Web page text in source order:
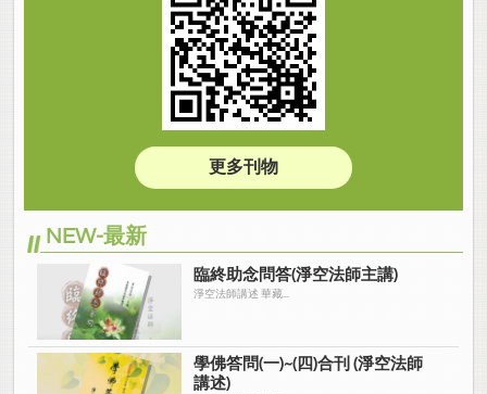
更多刊物
NEW-最新
臨終助念問答(淨空法師主講)
淨空法師講述 華藏...
學佛答問(一)~(四)合刊 (淨空法師
講述)